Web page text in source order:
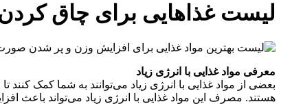
لیست غذاهایی برای چاق
معرفی مواد غذایی با انرژی زیاد
بعضی از مواد غذایی با انرژی زیاد می‌توانند به شما کمک
هستند. مصرف این مواد غذایی با انرژی زیاد می‌تواند